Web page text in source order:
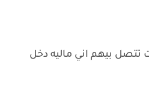
بيهم اني ماليه دخل